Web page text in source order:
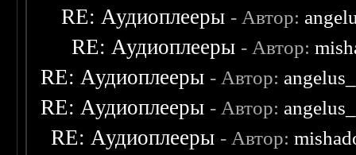
RE: Аудиоплееры - Автор:
RE: Аудиоплееры - Автор:
RE: Аудиоплееры - Автор:
RE: Аудиоплееры - Автор:
RE: Аудиоплееры - Автор: